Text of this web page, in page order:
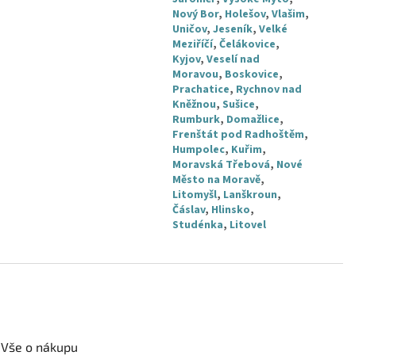
Nový Bor, Holešov,Vlašim,
Uničov,Jeseník,Velké
Meziříčí,Čelákovice,
Kyjov,Veselí nad
Moravou, Boskovice,
Prachatice, Rychnov nad
Kněžnou,Sušice,
Rumburk, Domažlice,
Frenštát pod Radhoštěm,
Humpolec, Kuřim,
Moravská Třebová, Nové
Město na Moravě,
Litomyšl, Lanškroun,
Čáslav, Hlinsko,
Studénka, Litovel
Vše o nákupu